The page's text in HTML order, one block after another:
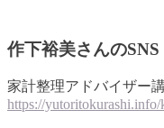
作下裕美さんの
家計整理アドバイザー講
https://